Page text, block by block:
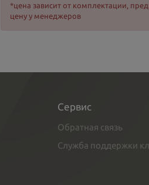
*цена зависит от комплектации,
цену у менеджеров
Сервис
Обратная связь
Служба поддержки